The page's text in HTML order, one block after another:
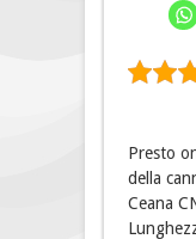
Presto
della
Ceana